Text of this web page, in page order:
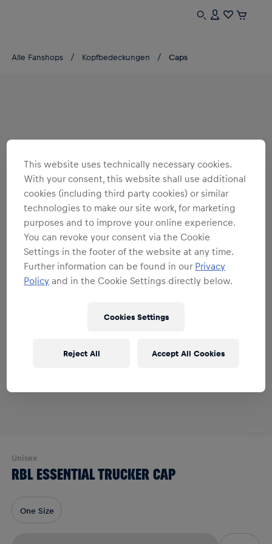
Alle Fanshops Kopfbedeckungen Caps
Unisex
RBL ESSENTIAL TRUCKER CAP
One Size
This website uses technically necessary cookies.
With your consent, this website shall use additional
cookies (including third party cookies) or similar
technologies to make our site work, for marketing
purposes and to improve your online experience.
You can revoke your consent via the Cookie
Settings in the footer of the website at any time.
Further information can be found in our Privacy
Policy and in the Cookie Settings directly below.
Cookies Settings
Reject All Accept All Cookies